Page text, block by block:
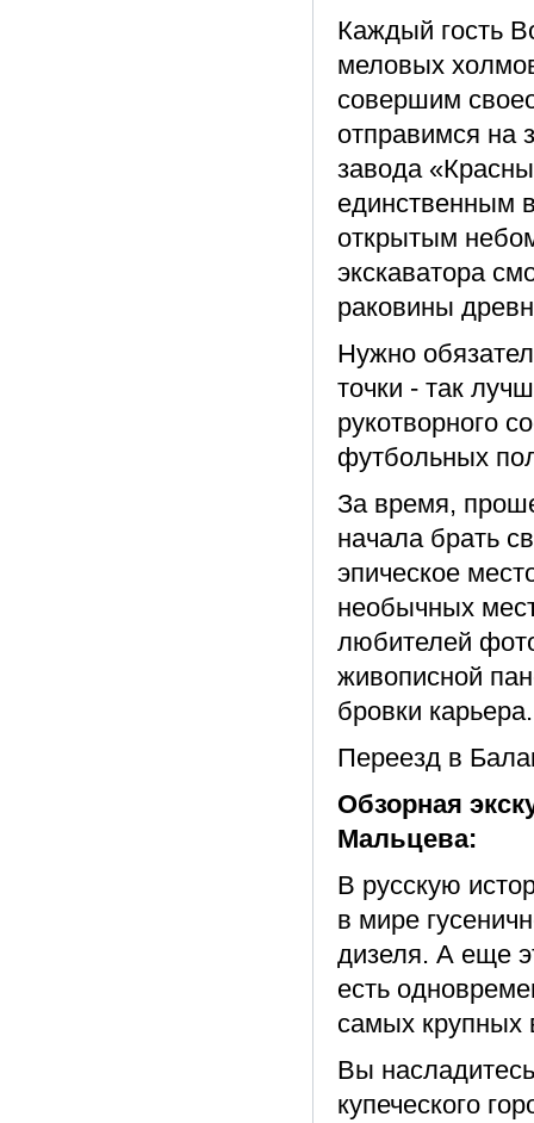
Каждый гость
меловых
совершим
отправимся на
завода
единственным
открытым
экскаватора
раковины
Нужно
точки - так
рукотворного
футбольных
За время,
начала брать
эпическое
необычных
любителей
живописной
бровки карьера.
Переезд в
Обзорная
Мальцева:
В русскую
в мире
дизеля. А еще
есть
самых крупных
Вы
купеческого